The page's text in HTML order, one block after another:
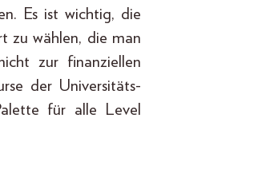
Es ist wichtig, die
zu wählen, die man
zur finanziellen
der Universitäts-
für alle Level